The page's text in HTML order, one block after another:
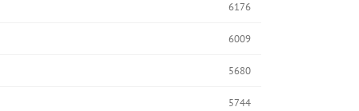
6176
6009
5680
5744